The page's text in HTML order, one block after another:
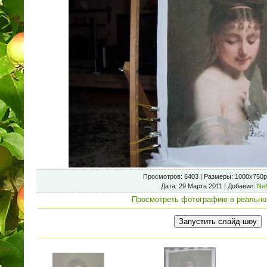
Просмотров: 6403 | Размеры:
Дата: 29 Марта 2011 | Добавил:
Просмотреть фотографию в